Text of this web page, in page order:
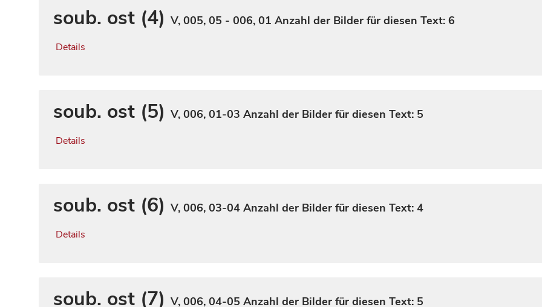
soub. ost (4) V, 005, 05 - 006, 01 Anzahl der Bilder für diesen Text: 6
Details
soub. ost (5) V, 006, 01-03 Anzahl der Bilder für diesen Text: 5
Details
soub. ost (6) V, 006, 03-04 Anzahl der Bilder für diesen Text: 4
Details
soub. ost (7) V, 006, 04-05 Anzahl der Bilder für diesen Text: 5